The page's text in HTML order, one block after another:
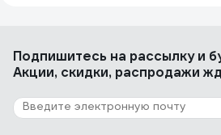
Подпишитесь на рассылкуи
Акции, скидки, распродажи